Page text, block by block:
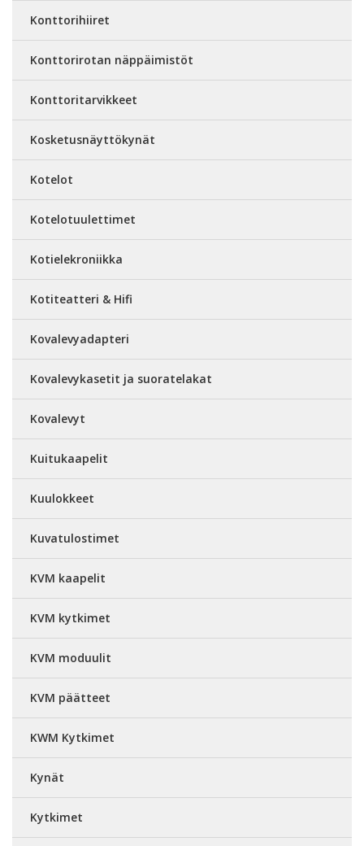
Konttorihiiret
Konttorirotan näppäimistöt
Konttoritarvikkeet
Kosketusnäyttökynät
Kotelot
Kotelotuulettimet
Kotielekroniikka
Kotiteatteri & Hifi
Kovalevyadapteri
Kovalevykasetit ja suoratelakat
Kovalevyt
Kuitukaapelit
Kuulokkeet
Kuvatulostimet
KVM kaapelit
KVM kytkimet
KVM moduulit
KVM päätteet
KWM Kytkimet
Kynät
Kytkimet